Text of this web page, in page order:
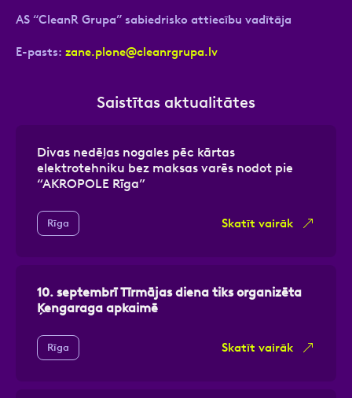
AS “CleanR Grupa” sabiedrisko attiecību vadītāja
E-pasts: zane.plone@cleanrgrupa.lv
Saistītas aktualitātes
Divas nedēļas nogales pēc kārtas
elektrotehniku bez maksas varēs nodot pie
“AKROPOLE Rīga”
Rīga Skatīt vairāk
10. septembrī Tīrmājas diena tiks organizēta
Ķengaraga apkaimē
Rīga Skatīt vairāk